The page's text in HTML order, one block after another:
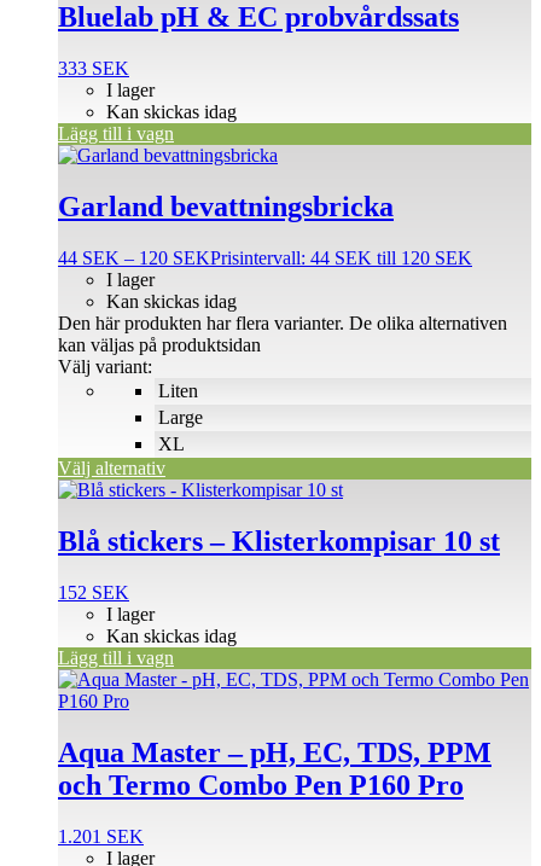
Bluelab pH & EC probvårdssats
333 SEK
I lager
Kan skickas idag
Lägg till i vagn
Garland bevattningsbricka
44 SEK – 120 SEKPrisintervall: 44 SEK till 120 SEK
Liten
Large
XL
I lager
Kan skickas idag
Välj variant:
Välj alternativ
Den här produkten har flera varianter. De olika alternativen
kan väljas på produktsidan
Blå stickers – Klisterkompisar 10 st
152 SEK
I lager
Kan skickas idag
Lägg till i vagn
Aqua Master – pH, EC, TDS, PPM
och Termo Combo Pen P160 Pro
1.201 SEK
I lager